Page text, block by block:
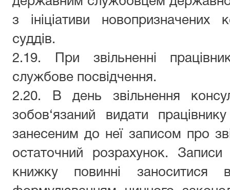
з ініціативи новопризначених
суддів.
2.19. При звільненні
службове посвідчення.
2.20. В день звільнення
зобов‘язаний видати
занесеним до неї записом про
остаточний розрахунок.
книжку повинні заноситися